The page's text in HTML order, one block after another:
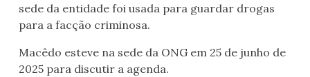
sede da entidade foi usada para guardar drogas
para a facção criminosa.
Macêdo esteve na sede da ONG em 25 de junho de
2025 para discutir a agenda.